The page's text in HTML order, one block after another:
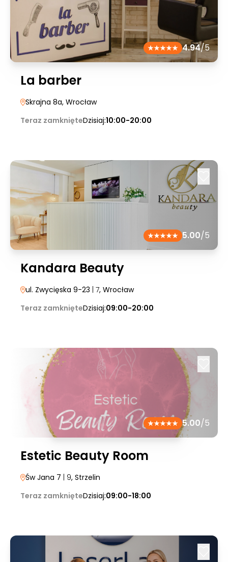
4.94/5
La barber
Skrajna 8a, Wrocław
Teraz zamknięteDzisiaj:10:00-20:00
5.00/5
Kandara Beauty
ul. Zwycięska 9-23 | 7, Wrocław
Teraz zamknięteDzisiaj:09:00-20:00
5.00/5
Estetic Beauty Room
Św Jana 7 | 9, Strzelin
Teraz zamknięteDzisiaj:09:00-18:00